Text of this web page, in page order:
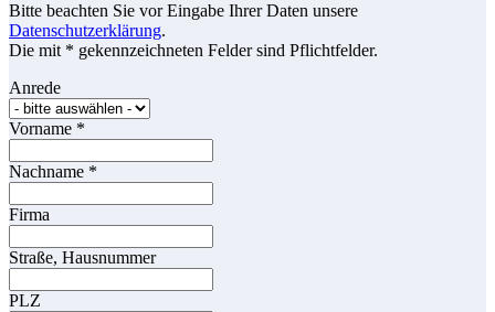
Bitte beachten Sie vor Eingabe Ihrer Daten unsere
Datenschutzerklärung.
Die mit * gekennzeichneten Felder sind Pflichtfelder.
Anrede
Vorname *
Nachname *
Firma
Straße, Hausnummer
PLZ